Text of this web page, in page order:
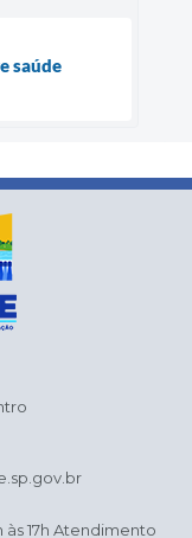
saúde
17h Atendimento